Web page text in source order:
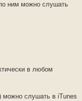
ним можно слушать
в любом
можно слушать в iTunes